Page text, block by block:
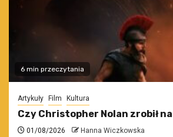
6 min przeczytania
Artykuły Film Kultura
Czy Christopher Nolan zrobił
01/08/2026 Hanna Wiczkowska